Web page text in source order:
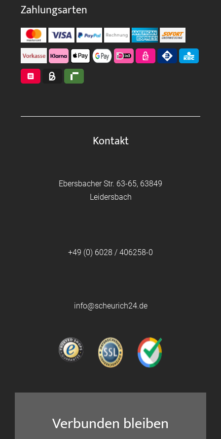
Zahlungsarten
Kontakt
Ebersbacher Str. 63-65, 63849
Leidersbach
+49 (0) 6028 / 406258-0
info@scheurich24.de
Verbunden bleiben